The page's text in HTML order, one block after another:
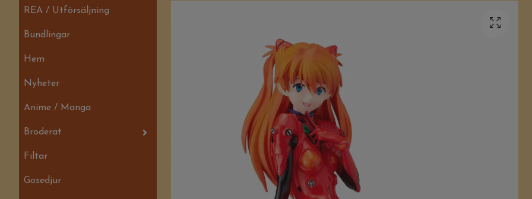
REA / Utförsäljning
Bundlingar
Hem
Nyheter
Anime / Manga
Broderat
Filtar
Gosedjur